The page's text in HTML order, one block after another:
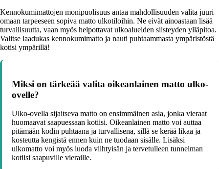
Kennokumimattojen monipuolisuus antaa mahdollisuuden valita juuri
omaan tarpeeseen sopiva matto ulkotiloihin. Ne eivät ainoastaan lisää
turvallisuutta, vaan myös helpottavat ulkoalueiden siisteyden ylläpitoa.
Valitse laadukas kennokumimatto ja nauti puhtaammasta ympäristöstä
kotisi ympärillä!
Miksi on tärkeää valita oikeanlainen matto ulko-
ovelle?
Ulko-ovella sijaitseva matto on ensimmäinen asia, jonka vieraat
huomaavat saapuessaan kotiisi. Oikeanlainen matto voi auttaa
pitämään kodin puhtaana ja turvallisena, sillä se kerää likaa ja
kosteutta kengistä ennen kuin ne tuodaan sisälle. Lisäksi
ulkomatto voi myös luoda viihtyisän ja tervetulleen tunnelman
kotiisi saapuville vieraille.